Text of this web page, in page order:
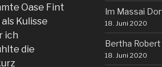
Oase Fint
Kulisse
ich
die
Im Massai
18. Juni 2020
Bertha Robert
18. Juni 2020